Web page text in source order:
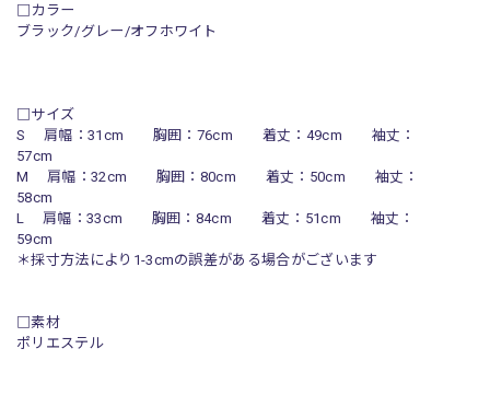
□カラー
ブラック/グレー/オフホワイト
□サイズ
S 肩幅：31cm 胸囲：76cm 着丈：49cm 袖丈：
57cm
M 肩幅：32cm 胸囲：80cm 着丈：50cm 袖丈：
58cm
L 肩幅：33cm 胸囲：84cm 着丈：51cm 袖丈：
59cm
＊採寸方法により1-3cmの誤差がある場合がございます
□素材
ポリエステル